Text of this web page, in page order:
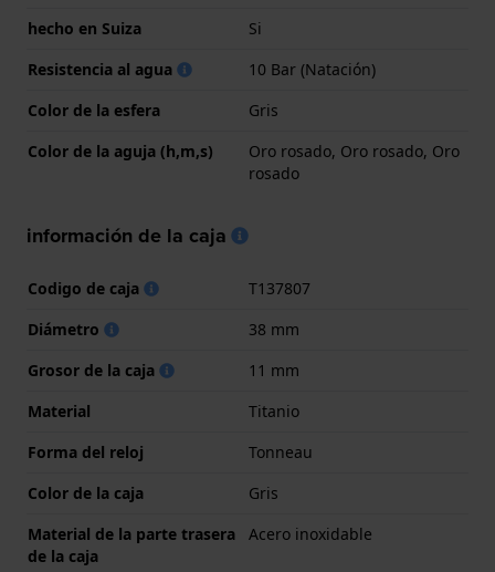
hecho en Suiza
Si
Resistencia al agua
10 Bar (Natación)
Color de la esfera
Gris
Color de la aguja (h,m,s)
Oro rosado, Oro rosado, Oro
rosado
información de la caja
Codigo de caja
T137807
Diámetro
38 mm
Grosor de la caja
11 mm
Material
Titanio
Forma del reloj
Tonneau
Color de la caja
Gris
Material de la parte trasera
de la caja
Acero inoxidable